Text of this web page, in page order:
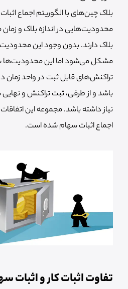
بلاک چین‌های با الگوریتم اجماع
محدودیت‌هایی در اندازه بلاک و زمان
بلاک دارند. بدون وجود این
مشکل می‌شود اما این محدودیت‌ها
تراکنش‌های قابل ثبت در واحد زمان
باشد و از طرفی، ثبت تراکنش و
نیاز داشته باشد. مجموعه این
اجماع اثبات سهام شده است.
تفاوت اثبات کار و اثبات